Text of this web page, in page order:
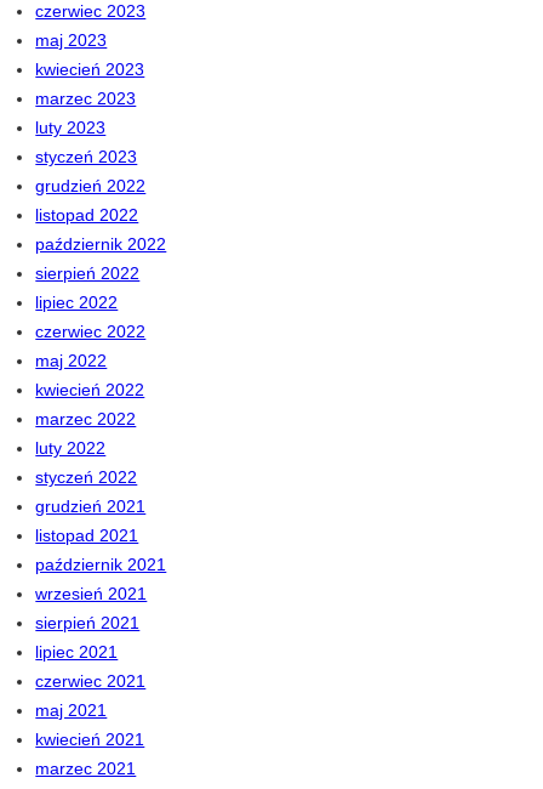
czerwiec 2023
maj 2023
kwiecień 2023
marzec 2023
luty 2023
styczeń 2023
grudzień 2022
listopad 2022
październik 2022
sierpień 2022
lipiec 2022
czerwiec 2022
maj 2022
kwiecień 2022
marzec 2022
luty 2022
styczeń 2022
grudzień 2021
listopad 2021
październik 2021
wrzesień 2021
sierpień 2021
lipiec 2021
czerwiec 2021
maj 2021
kwiecień 2021
marzec 2021